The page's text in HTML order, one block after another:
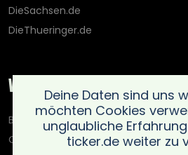
DieSachsen.de
DieThueringer.de
Weitere Portale
Blaulicht-Ticker.de
Oberlausitz.holiday
Deine Daten sind uns
möchten Cookies
unglaubliche
ticker.de weiter zu